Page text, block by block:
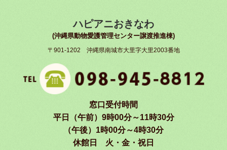
ハピアニおきなわ
(沖縄県動物愛護管理センター譲渡推進棟)
〒901-1202 沖縄県南城市大里字大里2003番地
窓口受付時間
平日（午前）9時00分～11時30分
（午後）1時00分～4時30分
休館日 火・金・祝日